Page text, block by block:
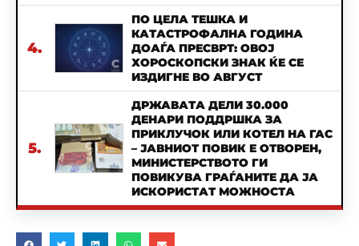
4.
ПО ЦЕЛА ТЕШКА И
КАТАСТРОФАЛНА ГОДИНА
ДОАЃА ПРЕСВРТ: ОВОЈ
ХОРОСКОПСКИ ЗНАК ЌЕ СЕ
ИЗДИГНЕ ВО АВГУСТ
5.
ДРЖАВАТА ДЕЛИ 30.000
ДЕНАРИ ПОДДРШКА ЗА
ПРИКЛУЧОК ИЛИ КОТЕЛ НА ГАС
– ЈАВНИОТ ПОВИК Е ОТВОРЕН,
МИНИСТЕРСТВОТО ГИ
ПОВИКУВА ГРАЃАНИТЕ ДА ЈА
ИСКОРИСТАТ МОЖНОСТА